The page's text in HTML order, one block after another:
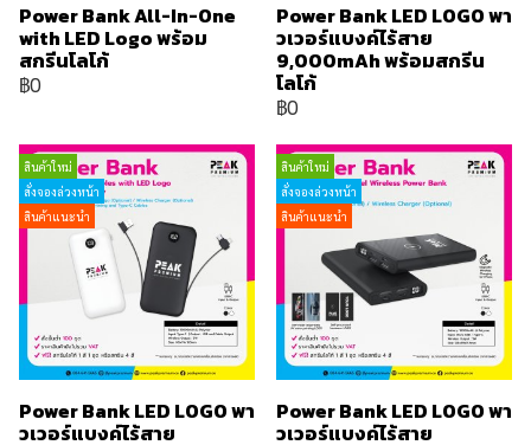
Power Bank All-In-One
with LED Logo พร้อม
สกรีนโลโก้
฿0
Power Bank LED LOGO พา
วเวอร์แบงค์ไร้สาย
9,000mAh พร้อมสกรีน
โลโก้
฿0
สินค้าใหม่
สั่งจองล่วงหน้า
สินค้าแนะนำ
Power Bank LED LOGO พา
วเวอร์แบงค์ไร้สาย
สินค้าใหม่
สั่งจองล่วงหน้า
สินค้าแนะนำ
Power Bank LED LOGO พา
วเวอร์แบงค์ไร้สาย